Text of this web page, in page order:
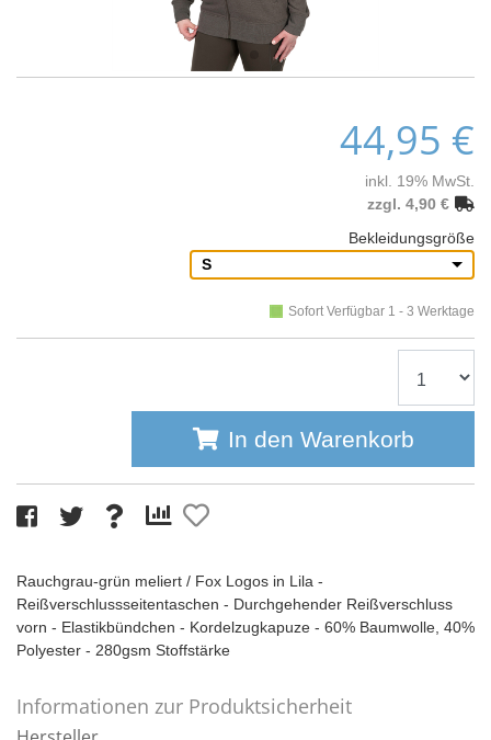
44,95 €
inkl. 19% MwSt.
zzgl. 4,90 €
Bekleidungsgröße
S
Sofort Verfügbar 1 - 3 Werktage
In den Warenkorb
Rauchgrau-grün meliert / Fox Logos in Lila -
Reißverschlussseitentaschen - Durchgehender Reißverschluss
vorn - Elastikbündchen - Kordelzugkapuze - 60% Baumwolle, 40%
Polyester - 280gsm Stoffstärke
Informationen zur Produktsicherheit